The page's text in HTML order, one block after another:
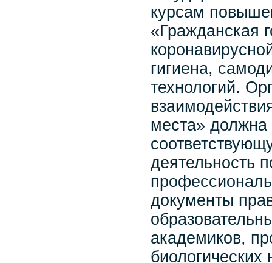
курсам
«Гражданская
гигиена,
технологий.
места»
деятельность
документы
академиков,